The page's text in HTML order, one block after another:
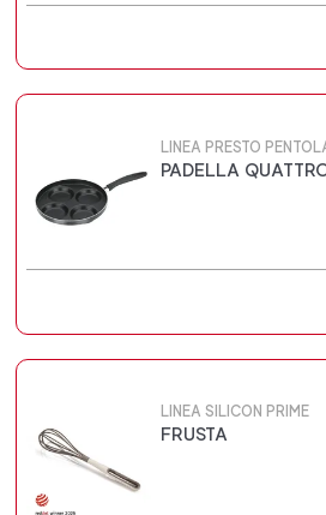
LINEA PRESTO
PADELLA
LINEA SILICON PRIME
FRUSTA